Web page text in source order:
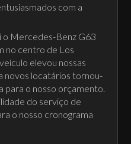
com a
o Mercedes-Benz G63
no centro de Los
elevou nossas
novos locatários tornou-
para o nosso orçamento.
do serviço de
o nosso cronograma